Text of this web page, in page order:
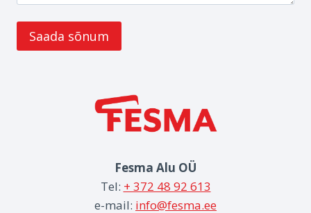
Fesma Alu OÜ
Tel: + 372 48 92 613
e-mail: info@fesma.ee